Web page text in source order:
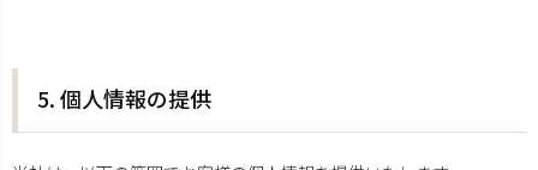
5. 個人情報の提供